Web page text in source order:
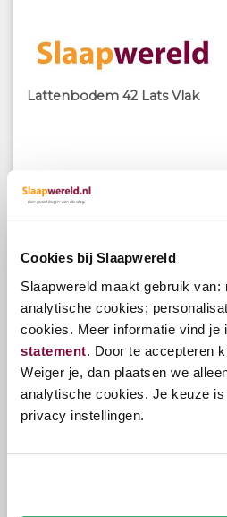
Cookies bij Slaapwereld
Slaapwereld maakt gebruik van:
analytische cookies;
cookies. Meer informatie vind je
statement. Door te accepteren
Weiger je, dan plaatsen we
analytische cookies. Je keuze
privacy instellingen.
Lattenbodem 42 Lats Vlak